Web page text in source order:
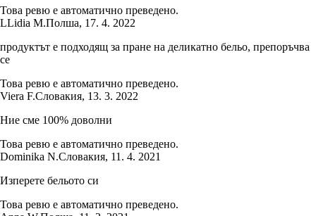
Това ревю е автоматично преведено.
LLidia M.Полша, 17. 4. 2022
продуктът е подходящ за пране на деликатно бельо, препоръчва
се
Това ревю е автоматично преведено.
Viera F.Словакия, 13. 3. 2022
Ние сме 100% доволни
Това ревю е автоматично преведено.
Dominika N.Словакия, 11. 4. 2021
Изперете бельото си
Това ревю е автоматично преведено.